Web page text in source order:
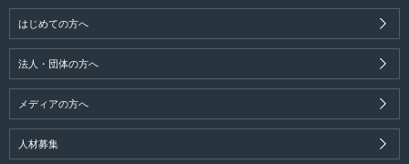
はじめての方へ
法人・団体の方へ
メディアの方へ
人材募集